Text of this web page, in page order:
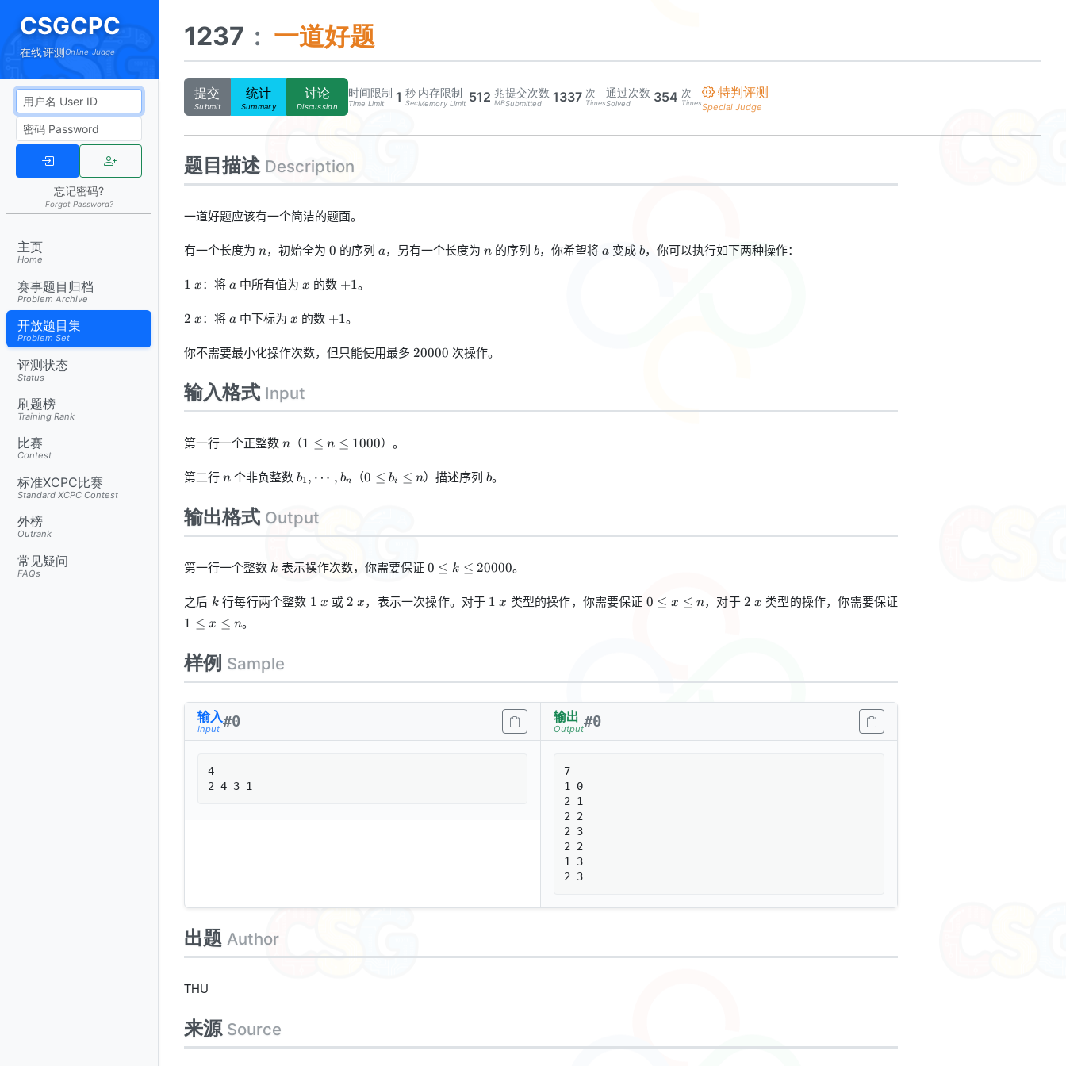
CSGCPC
在线评测Online Judge
忘记密码?
Forgot Password?
主页
Home
赛事题目归档
Problem Archive
开放题目集
Problem Set
评测状态
Status
刷题榜
Training Rank
比赛
Contest
标准XCPC比赛
Standard XCPC Contest
外榜
Outrank
常见疑问
FAQs
1237 : 一道好题
提交
Submit
统计
Summary
讨论
Discussion
时间限制
Time Limit 1 秒
Sec
内存限制
Memory Limit 512 兆
MB
提交次数
Submitted 1337 次
Times
通过次数
Solved 354 次
Times
特判评测
Special Judge
题目描述 Description
一道好题应该有一个简洁的题面。
有一个长度为 n
n，初始全为 0
0 的序列 a
a，另有一个长度为 n
n 的序列 b
b，你希望将 a
a 变成 b
b，你可以执行如下两种操作：
1~x
1 x：将 a
a 中所有值为 x
x 的数 +1
+1。
2~x
2 x：将 a
a 中下标为 x
x 的数 +1
+1。
你不需要最小化操作次数，但只能使用最多 20000
20000 次操作。
输入格式 Input
第一行一个正整数 n
n （1\leq
n\leq
1 ≤ n ≤ 1000）。
第二行 n
n 个非负整数 b_1,
\cdots,
b1 , ⋯ , bn （0\leq
b_i\leq
0 ≤ bi ≤ n）描述序列b
b。
输出格式 Output
第一行一个整数 k
k 表示操作次数，你需要保证 0 \le
k \le
20000
0 ≤ k ≤ 20000。
之后 k
k 行每行两个整数 1~x
1 x 或 2~x
2 x，表示一次操作。对于 1~x
1 x 类型的操作，你需要保证 0\leq
x\leq
0 ≤ x ≤ n，对于 2~x
2 x 类型的操作，你需要保证
1 ≤ x ≤ n。
样例 Sample
输入
Input #0
4
输出
Output#0
7
1 0
2 1
2 2
2 3
2 2
1 3
出题 Author
THU
来源 Source